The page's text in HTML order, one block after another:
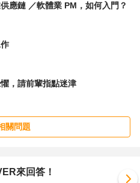
應鏈 ／軟體業 PM，如何入門？
，請前輩指點迷津
關問題
來回答！